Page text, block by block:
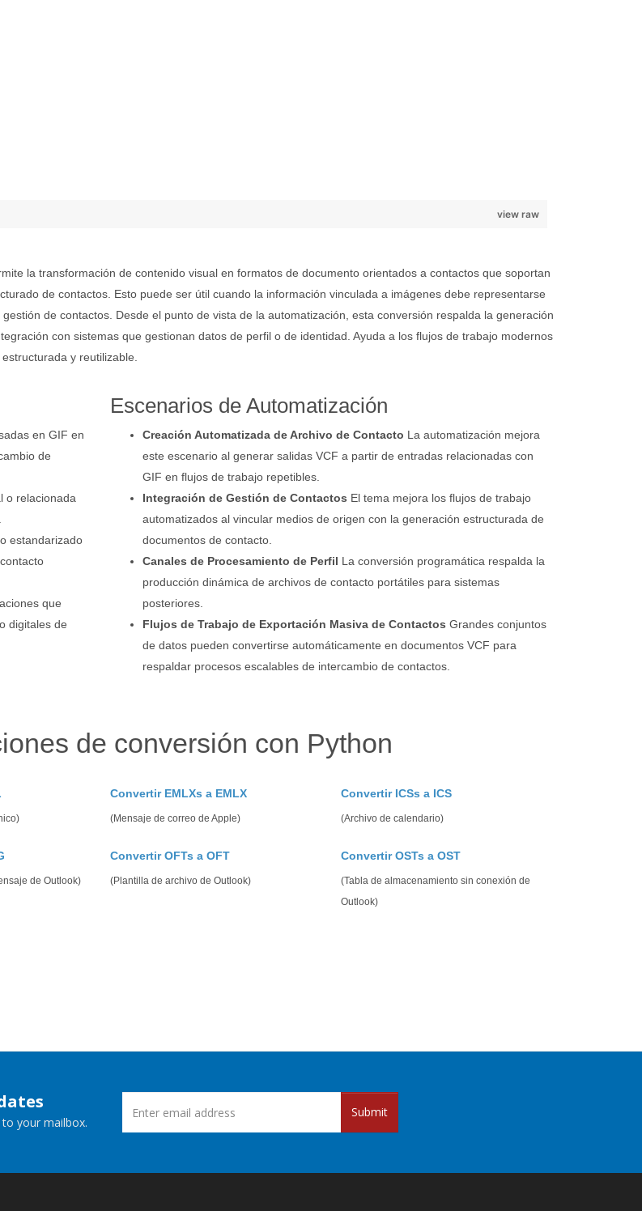
view raw
la transformación de contenido visual en formatos de documento orientados a contactos que soportan
de contactos. Esto puede ser útil cuando la información vinculada a imágenes debe representarse
de contactos. Desde el punto de vista de la automatización, esta conversión respalda la generación
con sistemas que gestionan datos de perfil o de identidad. Ayuda a los flujos de trabajo modernos
y reutilizable.
en GIF en
de
o relacionada
estandarizado
que
digitales de
Escenarios de Automatización
Creación Automatizada de Archivo de Contacto La automatización mejora
este escenario al generar salidas VCF a partir de entradas relacionadas con
GIF en flujos de trabajo repetibles.
Integración de Gestión de Contactos El tema mejora los flujos de trabajo
automatizados al vincular medios de origen con la generación estructurada de
documentos de contacto.
Canales de Procesamiento de Perfil La conversión programática respalda la
producción dinámica de archivos de contacto portátiles para sistemas
posteriores.
Flujos de Trabajo de Exportación Masiva de Contactos Grandes conjuntos
de datos pueden convertirse automáticamente en documentos VCF para
respaldar procesos escalables de intercambio de contactos.
de conversión con Python
Convertir EMLXs a EMLX
(Mensaje de correo de Apple)
Convertir ICSs a ICS
(Archivo de calendario)
de Outlook)
Convertir OFTs a OFT
(Plantilla de archivo de Outlook)
Convertir OSTs a OST
(Tabla de almacenamiento sin conexión de
Outlook)
your mailbox.
Submit